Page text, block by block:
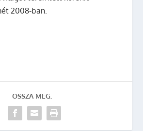
2008-ban.
OSSZA MEG: